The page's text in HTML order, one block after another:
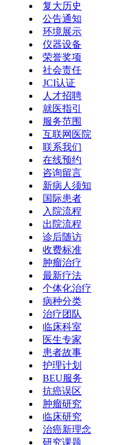
复大历史
公告通知
环境展示
仪器设备
荣誉奖项
社会责任
JCI认证
人才招聘
就医指引
服务范围
互联网医院
联系我们
在线预约
咨询留言
新病人须知
国际患者
入院流程
出院流程
诊后随访
收费标准
肿瘤治疗
最新疗法
个体化治疗
病种分类
治疗团队
临床科室
医生专家
患者故事
护理计划
BEU服务
抗癌误区
肿瘤研究
临床研究
治癌新理念
研究课题